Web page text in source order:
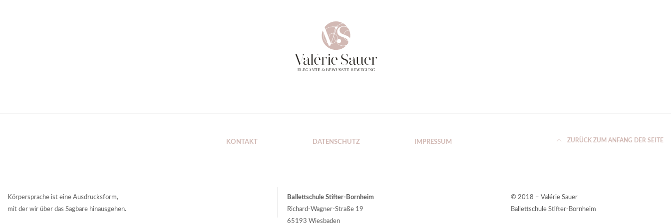
KONTAKT DATENSCHUTZ IMPRESSUM ZURÜCK ZUM ANFANG DER SEITE
Körpersprache ist eine Ausdrucksform,
mit der wir über das Sagbare hinausgehen.
Ballettschule Stifter-Bornheim
Richard-Wagner-Straße 19
65193 Wiesbaden
© 2018 – Valérie Sauer
Ballettschule Stifter-Bornheim